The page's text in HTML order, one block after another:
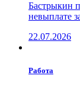
Бастрыкин
невыплате
22.07.2026
Работа